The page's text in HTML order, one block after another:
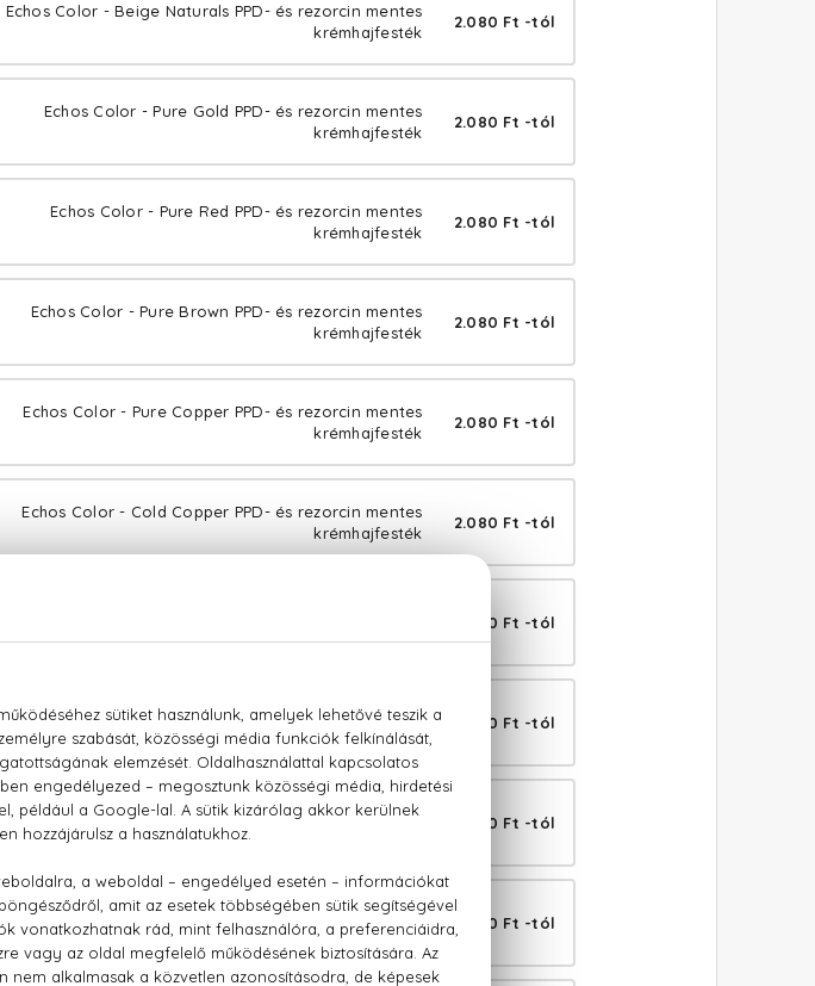
Echos Color - Beige Naturals PPD- és rezorcin mentes
krémhajfesték
2.080 Ft -tól
Echos Color - Pure Gold PPD- és rezorcin mentes
krémhajfesték
2.080 Ft -tól
Echos Color - Pure Red PPD- és rezorcin mentes
krémhajfesték
2.080 Ft -tól
Echos Color - Pure Brown PPD- és rezorcin mentes
krémhajfesték
2.080 Ft -tól
Echos Color - Pure Copper PPD- és rezorcin mentes
krémhajfesték
2.080 Ft -tól
Echos Color - Cold Copper PPD- és rezorcin mentes
krémhajfesték
2.080 Ft -tól
2.080 Ft -tól
Echos Color - Copper Wood PPD- és rezorcin mentes
krémhajfesték
2.080 Ft -tól
Echos Color - Extra Copper PPD- és rezorcin mentes
2.080 Ft -tól
Echos Color - Warm Naturals PPD- és rezorcin mentes
krémhajfesték
2.080 Ft -tól